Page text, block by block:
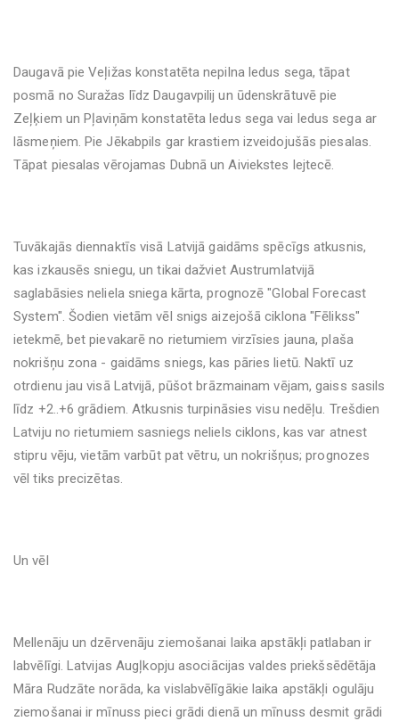
Daugavā pie Veļižas konstatēta nepilna ledus sega, tāpat
posmā no Suražas līdz Daugavpilij un ūdenskrātuvē pie
Zeļķiem un Pļaviņām konstatēta ledus sega vai ledus sega ar
lāsmeņiem. Pie Jēkabpils gar krastiem izveidojušās piesalas.
Tāpat piesalas vērojamas Dubnā un Aiviekstes lejtecē.
Tuvākajās diennaktīs visā Latvijā gaidāms spēcīgs atkusnis,
kas izkausēs sniegu, un tikai dažviet Austrumlatvijā
saglabāsies neliela sniega kārta, prognozē "Global Forecast
System". Šodien vietām vēl snigs aizejošā ciklona "Fēlikss"
ietekmē, bet pievakarē no rietumiem virzīsies jauna, plaša
nokrišņu zona - gaidāms sniegs, kas pāries lietū. Naktī uz
otrdienu jau visā Latvijā, pūšot brāzmainam vējam, gaiss sasils
līdz +2..+6 grādiem. Atkusnis turpināsies visu nedēļu. Trešdien
Latviju no rietumiem sasniegs neliels ciklons, kas var atnest
stipru vēju, vietām varbūt pat vētru, un nokrišņus; prognozes
vēl tiks precizētas.
Un vēl
Mellenāju un dzērvenāju ziemošanai laika apstākļi patlaban ir
labvēlīgi. Latvijas Augļkopju asociācijas valdes priekšsēdētāja
Māra Rudzāte norāda, ka vislabvēlīgākie laika apstākļi ogulāju
ziemošanai ir mīnuss pieci grādi dienā un mīnuss desmit grādi